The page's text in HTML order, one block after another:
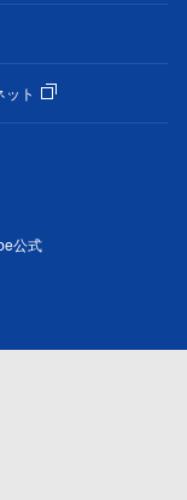
ト
公式